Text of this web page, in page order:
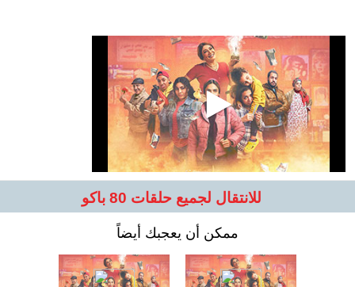
للانتقال لجميع حلقات 80 باكو
ممكن أن يعجبك أيضاً